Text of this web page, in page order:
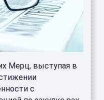
Мерц, выступая в
с